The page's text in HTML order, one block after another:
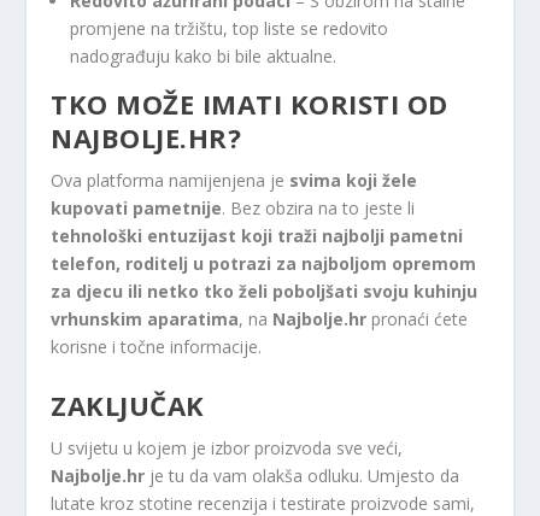
promjene na tržištu, top liste se redovito
nadograđuju kako bi bile aktualne.
TKO MOŽE IMATI KORISTI OD
NAJBOLJE.HR?
Ova platforma namijenjena je svima koji žele
kupovati pametnije. Bez obzira na to jeste li
tehnološki entuzijast koji traži najbolji pametni
telefon, roditelj u potrazi za najboljom opremom
za djecu ili netko tko želi poboljšati svoju kuhinju
vrhunskim aparatima, na Najbolje.hr pronaći ćete
korisne i točne informacije.
ZAKLJUČAK
U svijetu u kojem je izbor proizvoda sve veći,
Najbolje.hr je tu da vam olakša odluku. Umjesto da
lutate kroz stotine recenzija i testirate proizvode sami,